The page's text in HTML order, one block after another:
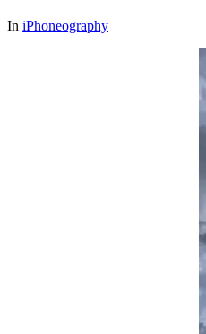
In iPhoneography